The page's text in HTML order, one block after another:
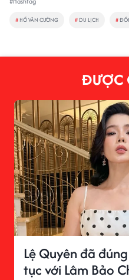
# HỒ VĂN CƯỜNG # DU LỊCH #
ĐƯỢC
Lệ Quyên đã
tục với Lâm Bảo